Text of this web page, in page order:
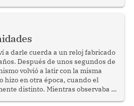
reciben los beneficiarios del
de fortalecer las políticas
adultos mayores en pobreza.
a darle cuerda a un reloj fabricado
Después de unos segundos de
volvió a latir con la misma
hizo en otra época, cuando el
distinto. Mientras observaba el